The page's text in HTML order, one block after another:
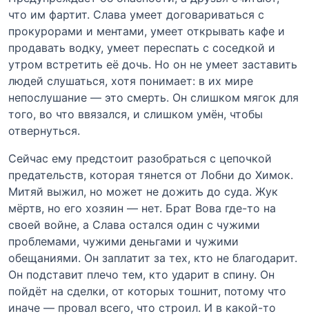
что им фартит. Слава умеет договариваться с
прокурорами и ментами, умеет открывать кафе и
продавать водку, умеет переспать с соседкой и
утром встретить её дочь. Но он не умеет заставить
людей слушаться, хотя понимает: в их мире
непослушание — это смерть. Он слишком мягок для
того, во что ввязался, и слишком умён, чтобы
отвернуться.
Сейчас ему предстоит разобраться с цепочкой
предательств, которая тянется от Лобни до Химок.
Митяй выжил, но может не дожить до суда. Жук
мёртв, но его хозяин — нет. Брат Вова где-то на
своей войне, а Слава остался один с чужими
проблемами, чужими деньгами и чужими
обещаниями. Он заплатит за тех, кто не благодарит.
Он подставит плечо тем, кто ударит в спину. Он
пойдёт на сделки, от которых тошнит, потому что
иначе — провал всего, что строил. И в какой-то